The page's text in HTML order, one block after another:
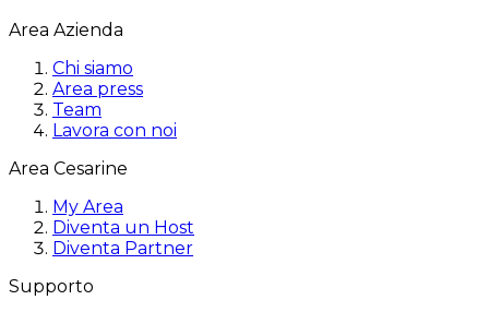
Area Azienda
Chi siamo
Area press
Team
Lavora con noi
Area Cesarine
My Area
Diventa un Host
Diventa Partner
Supporto